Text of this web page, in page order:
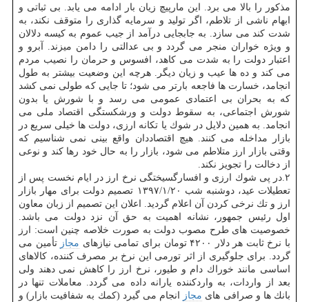
مذكور را بالا می برد. این مارپیچ زیان بار ادامه می یابد. بی ثباتی و
ابهام ناشی از تلاطم، اگر تولید و سرمایه گذاری را متوقف نكند، به
شدت كند می سازد. به جابجایی درآمد از جیب عموم به كیسه دلالان
و ویژه خواران منجر می گردد و بی عدالتی را دامن میزند. آبرو و
اعتبار دولت را به شدت می كاهد، افسوس و حرمان را نصیب مردم
می كند و ده ها عیب و زیان دیگر. هرچه این وضعیت بیشتر به طول
انجامد، خسارت ها فاجعه بارتر می شود؛ تا جایی كه طولی نمی كشد
كه به بحران بی اعتمادی عمومی می رسد و با شورش یا بدون
شورش اجتماعی، به سقوط دولت و ورشكستگی اقتصاد ملی می
انجامد. به همین دلایل در شوك یا تكانه ارزی، دولت ها خیلی سریع در
بازار مداخله می كنند. هیچ اقتصاددان واقع بینی نمی شناسیم كه
وقتی بازار ارز متلاطم می شود، بازار را به حال خود رها كند و نوعی
از دخالت را تجویز نكند.
۲.در پی شوك ارزی و افسارگسیختگی نرخ ارز در ایام نخست پس از
تعطیلات عید، دوشنبه شب ۱۳۹۷/۱/۲۰ تصمیم دولت برای مهار بازار
ارز و تك نرخی كردن آن اعلام گردید. اعلان این تصمیم از زبان معاون
اول رئیس جمهور، نشانه اهمیت به حق آن نزد دولت می باشد.
خصوصیت های طرح مصوب دولت به صورت خلاصه چنین است: ارز
با نرخ ثابت هر دلار ۴۲۰۰ تومان برای تمامی نیازهای
مجاز تأمین می
گردد. برای جلوگیری از اثر تورمی این نرخ بر مصرف كننده، كالاهای
اساسی مانند خوراك دام و طیور، نرخ ارز را كاهش نمی دهند ولی
بعد از واردات، به واردكننده یارانه داده می گردد. معاملات تنها در
بانك ها و صرافی های مجاز انجام می گیرد (كمك به شفافیت بازار) و